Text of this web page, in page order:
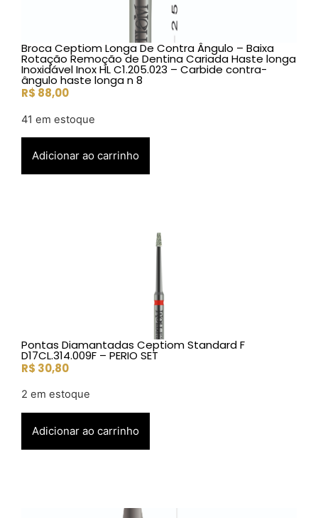
Broca Ceptiom Longa De Contra Ângulo – Baixa
Rotação Remoção de Dentina Cariada Haste longa
Inoxidável Inox HL C1.205.023 – Carbide contra-
ângulo haste longa n 8
R$ 88,00
41 em estoque
Adicionar ao carrinho
Pontas Diamantadas Ceptiom Standard F
D17CL.314.009F – PERIO SET
R$ 30,80
2 em estoque
Adicionar ao carrinho